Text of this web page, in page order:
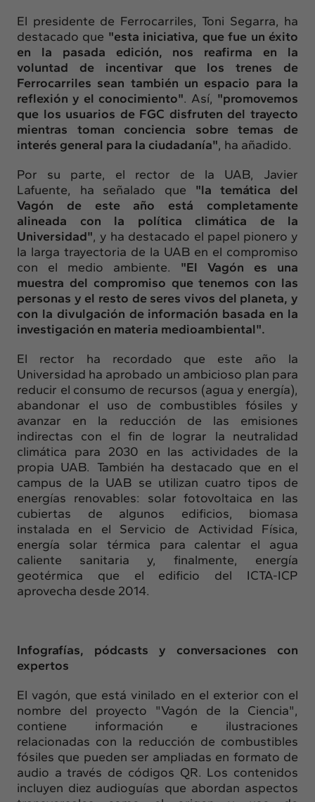
El presidente de Ferrocarriles, Toni Segarra, ha
destacado que "esta iniciativa, que fue un éxito
en la pasada edición, nos reafirma en la
voluntad de incentivar que los trenes de
Ferrocarriles sean también un espacio para la
reflexión y el conocimiento". Así, "promovemos
que los usuarios de FGC disfruten del trayecto
mientras toman conciencia sobre temas de
interés general para la ciudadanía", ha añadido.
Por su parte, el rector de la UAB, Javier
Lafuente, ha señalado que "la temática del
Vagón de este año está completamente
alineada con la política climática de la
Universidad", y ha destacado el papel pionero y
la larga trayectoria de la UAB en el compromiso
con el medio ambiente. "El Vagón es una
muestra del compromiso que tenemos con las
personas y el resto de seres vivos del planeta, y
con la divulgación de información basada en la
investigación en materia medioambiental".
El rector ha recordado que este año la
Universidad ha aprobado un ambicioso plan para
reducir el consumo de recursos (agua y energía),
abandonar el uso de combustibles fósiles y
avanzar en la reducción de las emisiones
indirectas con el fin de lograr la neutralidad
climática para 2030 en las actividades de la
propia UAB. También ha destacado que en el
campus de la UAB se utilizan cuatro tipos de
energías renovables: solar fotovoltaica en las
cubiertas de algunos edificios, biomasa
instalada en el Servicio de Actividad Física,
energía solar térmica para calentar el agua
caliente sanitaria y, finalmente, energía
geotérmica que el edificio del ICTA-ICP
aprovecha desde 2014.
Infografías, pódcasts y conversaciones con
expertos
El vagón, que está vinilado en el exterior con el
nombre del proyecto "Vagón de la Ciencia",
contiene información e ilustraciones
relacionadas con la reducción de combustibles
fósiles que pueden ser ampliadas en formato de
audio a través de códigos QR. Los contenidos
incluyen diez audioguías que abordan aspectos